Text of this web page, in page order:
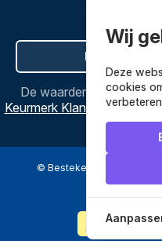
Hier de
De waardering van
Keurmerk
© Bestekenpannen.nl 2026
Wij
Deze
cookies